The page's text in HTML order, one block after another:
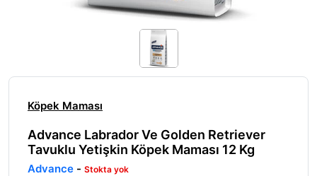
Köpek Maması
Advance Labrador Ve Golden Retriever
Tavuklu Yetişkin Köpek Maması 12 Kg
Advance - Stokta yok